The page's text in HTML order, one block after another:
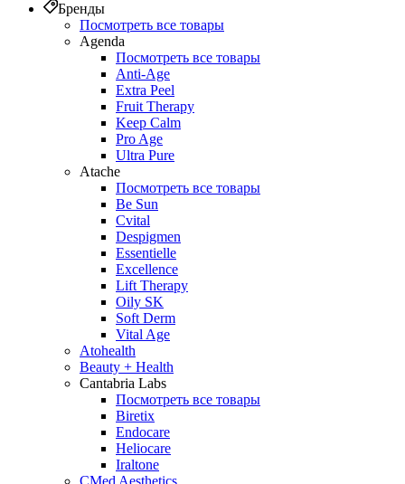
Бренды
Посмотреть все товары
Agenda
Посмотреть все товары
Anti‑Age
Extra Peel
Fruit Therapy
Keep Calm
Pro Age
Ultra Pure
Atache
Посмотреть все товары
Be Sun
Cvital
Despigmen
Essentielle
Excellence
Lift Therapy
Oily SK
Soft Derm
Vital Age
Atohealth
Beauty + Health
Cantabria Labs
Посмотреть все товары
Biretix
Endocare
Heliocare
Iraltone
CMed Aesthetics